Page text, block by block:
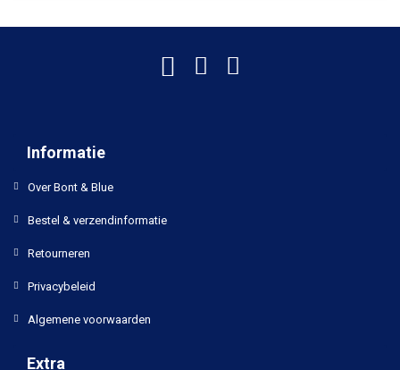
Informatie
Over Bont & Blue
Bestel & verzendinformatie
Retourneren
Privacybeleid
Algemene voorwaarden
Extra